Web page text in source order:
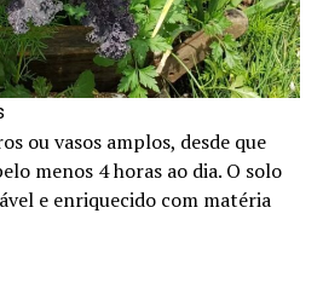
ou vasos amplos, desde que
menos 4 horas ao dia. O solo
e enriquecido com matéria